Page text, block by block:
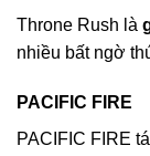
Throne Rush là
nhiều bất ngờ
PACIFIC FIRE
PACIFIC FIRE